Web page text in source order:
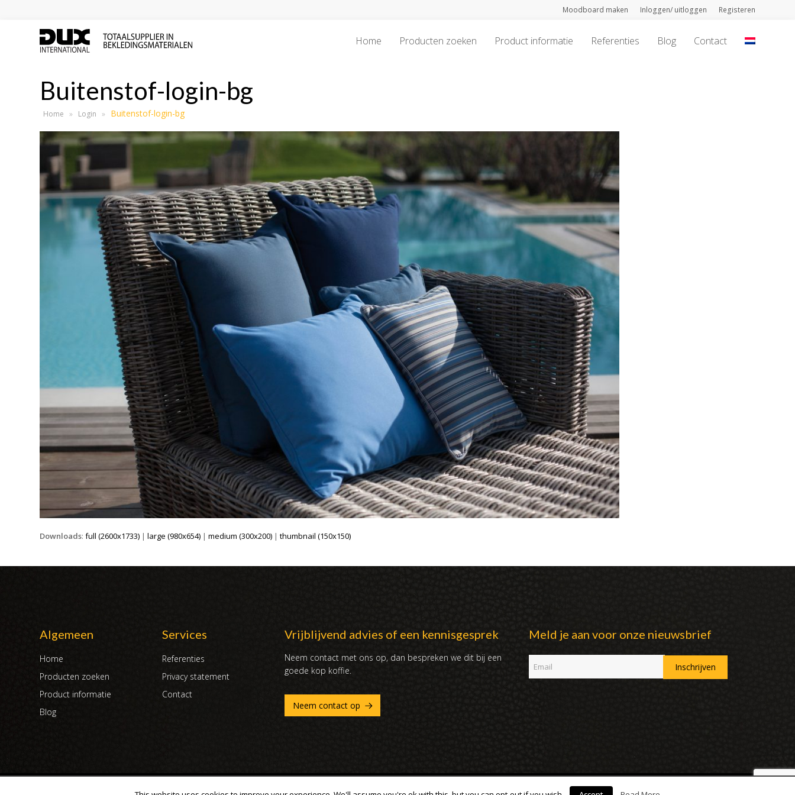
Moodboard maken Inloggen/ uitloggen Registeren
Home Producten zoeken Product informatie Referenties Blog Contact
Buitenstof-login-bg
Home » Login » Buitenstof-login-bg
Downloads:full (2600x1733) |large (980x654) |medium (300x200) |thumbnail (150x150)
Algemeen
Home
Producten zoeken
Product informatie
Blog
Services
Referenties
Privacy statement
Contact
Vrijblijvend advies of een kennisgesprek
Neem contact met ons op, dan bespreken we dit bij een
goede kop koffie.
Neem contact op
Meld je aan voor onze nieuwsbrief
Copyright 2007 - 2019 | DUX International B.V. | Alle rechten voorbehouden